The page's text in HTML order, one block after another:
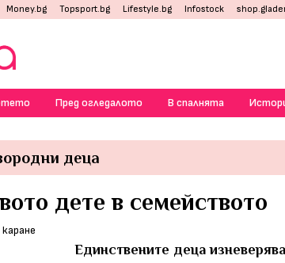
Money.bg Topsport.bg Lifestyle.bg Infostock
Пред огледалото В спалнята
деца
дете в семейството
Единствените деца